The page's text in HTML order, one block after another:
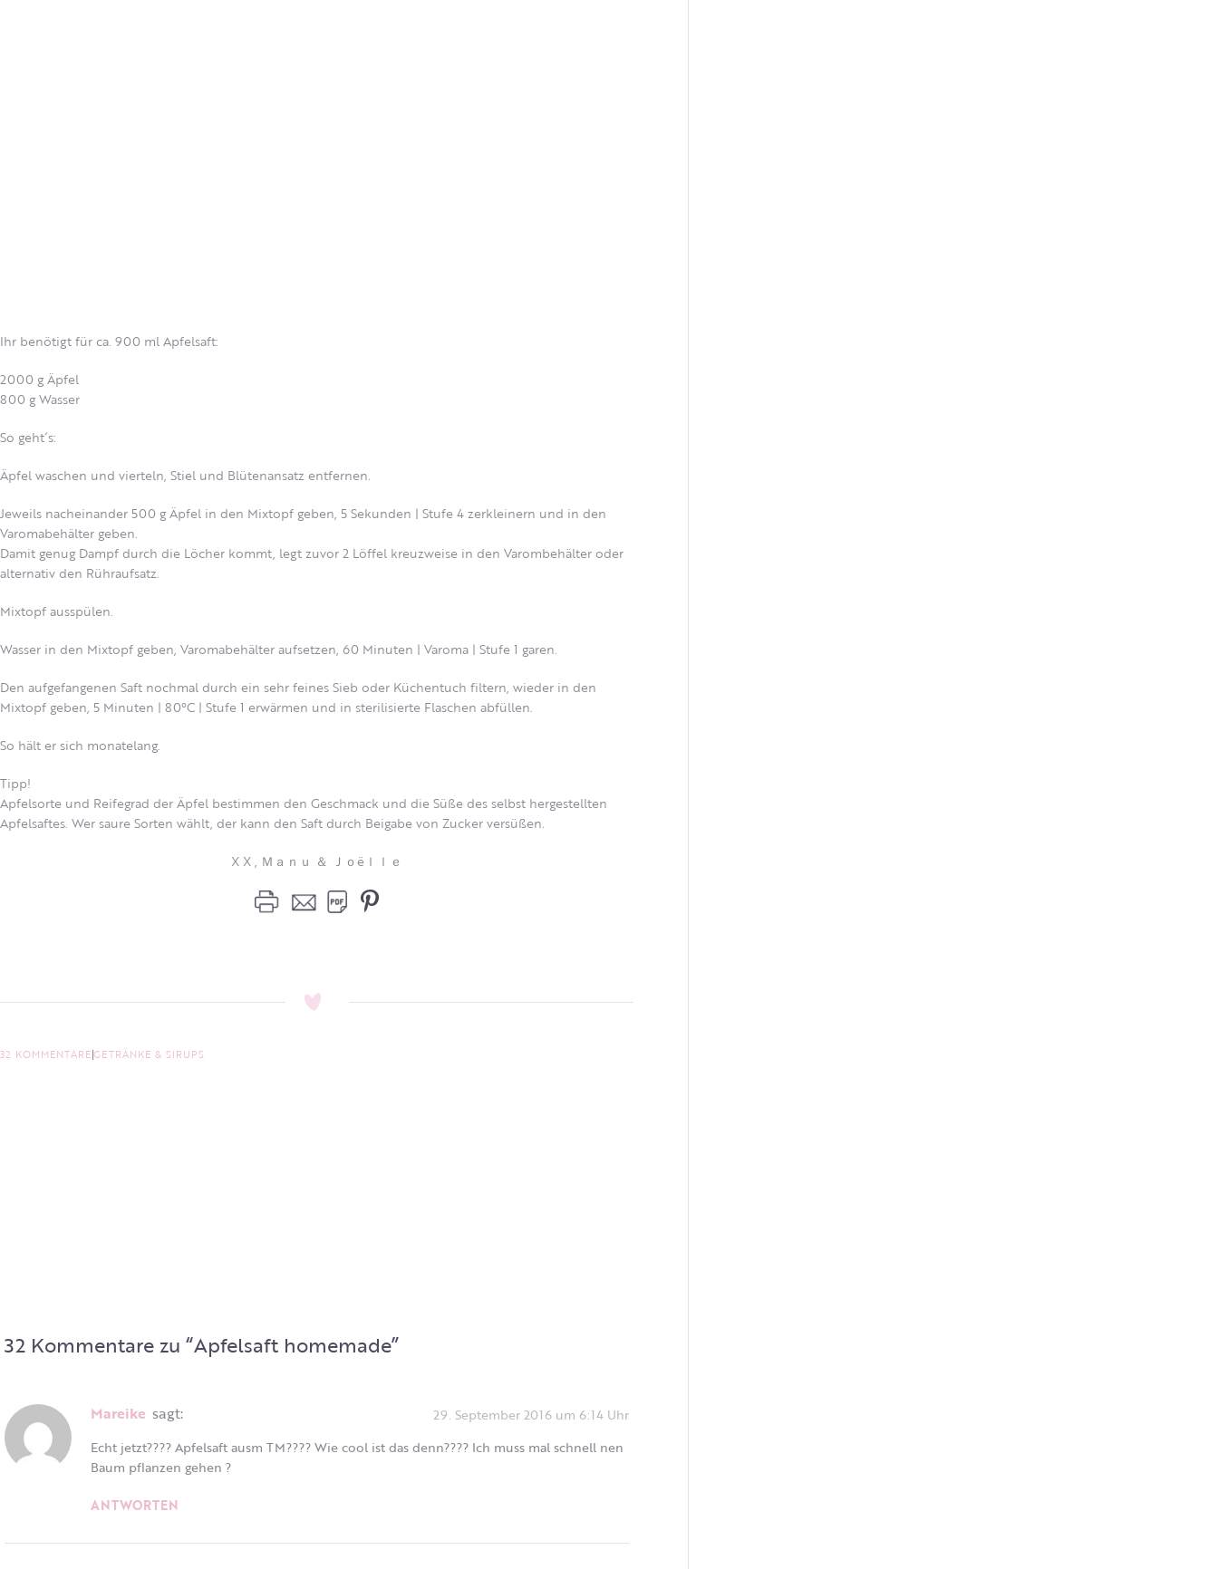
Ihr benötigt für ca. 900 ml Apfelsaft:
2000 g Äpfel
800 g Wasser
So geht´s:
Äpfel waschen und vierteln, Stiel und Blütenansatz entfernen.
Jeweils nacheinander 500 g Äpfel in den Mixtopf geben, 5 Sekunden | Stufe 4 zerkleinern und in den
Varomabehälter geben.
Damit genug Dampf durch die Löcher kommt, legt zuvor 2 Löffel kreuzweise in den Varombehälter oder
alternativ den Rühraufsatz.
Mixtopf ausspülen.
Wasser in den Mixtopf geben, Varomabehälter aufsetzen, 60 Minuten | Varoma | Stufe 1 garen.
Den aufgefangenen Saft nochmal durch ein sehr feines Sieb oder Küchentuch filtern, wieder in den
Mixtopf geben, 5 Minuten | 80°C | Stufe 1 erwärmen und in sterilisierte Flaschen abfüllen.
So hält er sich monatelang.
Tipp!
Apfelsorte und Reifegrad der Äpfel bestimmen den Geschmack und die Süße des selbst hergestellten
Apfelsaftes. Wer saure Sorten wählt, der kann den Saft durch Beigabe von Zucker versüßen.
X X , Ｍａｎｕ ＆ Ｊｏëｌｌｅ
32 KOMMENTAREGETRÄNKE & SIRUPS
32 Kommentare zu “Apfelsaft homemade”
Mareike sagt:
29. September 2016 um 6:14 Uhr
Echt jetzt???? Apfelsaft ausm TM???? Wie cool ist das denn???? Ich muss mal schnell nen
Baum pflanzen gehen ?
ANTWORTEN